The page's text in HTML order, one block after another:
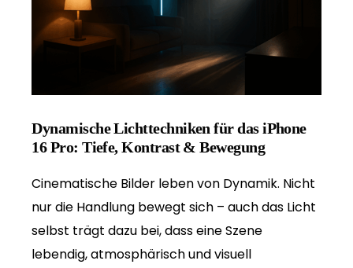
Dynamische Lichttechniken für das iPhone
16 Pro: Tiefe, Kontrast & Bewegung
Cinematische Bilder leben von Dynamik. Nicht
nur die Handlung bewegt sich – auch das Licht
selbst trägt dazu bei, dass eine Szene
lebendig, atmosphärisch und visuell